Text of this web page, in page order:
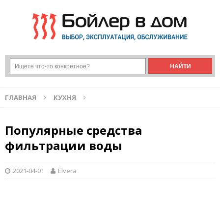
ГЛАВНАЯ КУХНЯ
Популярные средства
фильтрации воды
2021-04-01 Elvera